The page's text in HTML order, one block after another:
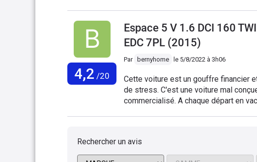
4,2 /20
Espace 5 V 1.6 DCI 160
EDC 7PL (2015)
Par bernyhome le 5/8/2022 à 3h06
Cette voiture est un gouffre financier
de stress. C'est une voiture mal
commercialisé. A chaque départ en
concession et service client au siège,
réussi à la revendre, j'ai perdu
Rechercher un avis